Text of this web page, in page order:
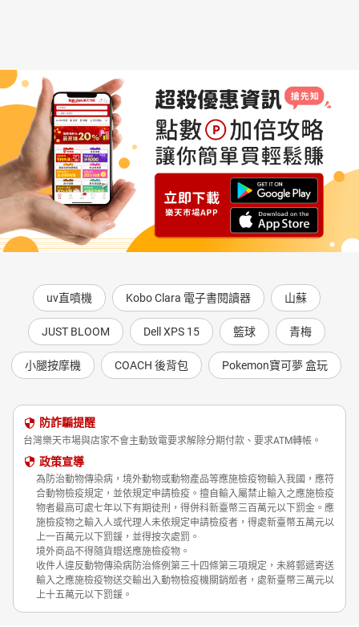
uv直噴機 Kobo Clara 電子書閱讀器 山蘇
JUST BLOOM Dell XPS 15 籃球 青梅
小腿按摩機 COACH 後背包 Pokemon寶可夢 盒玩
防詐騙提醒
台灣樂天市場與店家不會主動致電要求解除分期付款、要求ATM轉帳。
政策宣導
為防治動物傳染病，境外動物或動物產品等應施檢疫物輸入我國，應符
合動物檢疫規定，並依規定申請檢疫。擅自輸入屬禁止輸入之應施檢疫
物者最高可處七年以下有期徒刑，得併科新臺幣三百萬元以下罰金。應
施檢疫物之輸入人或代理人未依規定申請檢疫者，得處新臺幣五萬元以
上一百萬元以下罰鍰，並得按次處罰。
境外商品不得隨貨贈送應施檢疫物。
收件人違反動物傳染病防治條例第三十四條第三項規定，未將郵遞寄送
輸入之應施檢疫物送交輸出入動物檢疫機關銷燬者，處新臺幣三萬元以
上十五萬元以下罰鍰。